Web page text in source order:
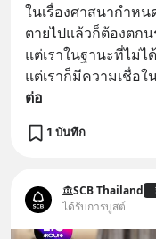
ในเรื่องศาสนากำห
ตายไปแล้วก็ต้องตก
แต่เราในฐานะที่ไม่
แต่เราก็มีความเชื่อใ
ต่อ
1 บันทึก
SCB Thailand
ได้รับการบูสต์